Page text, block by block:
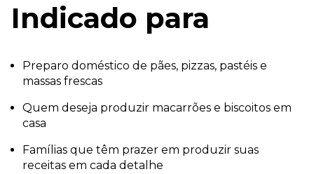
Indicado para
Preparo doméstico de pães, pizzas, pastéis e
massas frescas
Quem deseja produzir macarrões e biscoitos em
casa
Famílias que têm prazer em produzir suas
receitas em cada detalhe